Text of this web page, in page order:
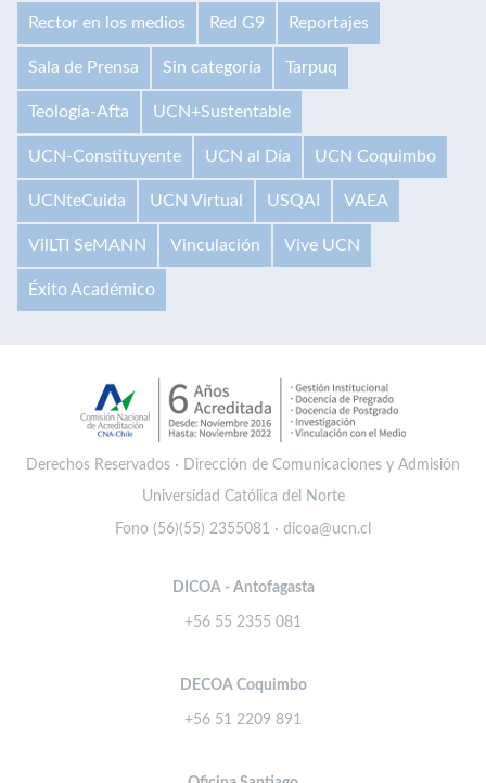
Rector en los medios Red G9 Reportajes
Sala de Prensa Sin categoría Tarpuq
Teología-Afta UCN+Sustentable
UCN-Constituyente UCN al Día UCN Coquimbo
UCNteCuida UCN Virtual USQAI VAEA
VilLTI SeMANN Vinculación Vive UCN
Éxito Académico
Derechos Reservados · Dirección de Comunicaciones y Admisión
Universidad Católica del Norte
Fono (56)(55) 2355081 · dicoa@ucn.cl
DICOA - Antofagasta
+56 55 2355 081
DECOA Coquimbo
+56 51 2209 891